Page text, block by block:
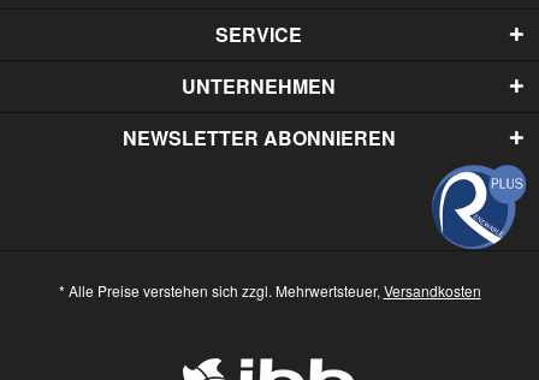
SERVICE
UNTERNEHMEN
NEWSLETTER ABONNIEREN
* Alle Preise verstehen sich zzgl. Mehrwertsteuer, Versandkosten